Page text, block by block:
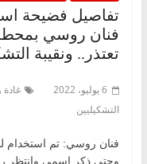
تفاصيل فضيحة
فنان روسي بمحطة
تعتذر.. ونقيبة
6 يوليو، 2022 غادة
التشكيليين
فنان روسي: تم استخدام
وحتى ذكر اسمي وانتظر